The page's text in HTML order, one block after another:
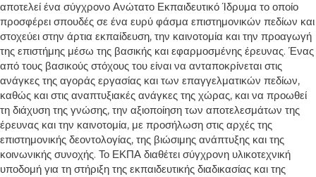
αποτελεί ένα σύγχρονο Ανώτατο Εκπαιδευτικό Ίδρυμα το οποίο
προσφέρει σπουδές σε ένα ευρύ φάσμα επιστημονικών πεδίων και
στοχεύει στην άρτια εκπαίδευση, την καινοτομία και την προαγωγή
της επιστήμης μέσω της βασικής και εφαρμοσμένης έρευνας. Ένας
από τους βασικούς στόχους του είναι να ανταποκρίνεται στις
ανάγκες της αγοράς εργασίας και των επαγγελματικών πεδίων,
καθώς και στις αναπτυξιακές ανάγκες της χώρας, και να προωθεί
τη διάχυση της γνώσης, την αξιοποίηση των αποτελεσμάτων της
έρευνας και την καινοτομία, με προσήλωση στις αρχές της
επιστημονικής δεοντολογίας, της βιώσιμης ανάπτυξης και της
κοινωνικής συνοχής. Το ΕΚΠΑ διαθέτει σύγχρονη υλικοτεχνική
υποδομή για τη στήριξη της εκπαιδευτικής διαδικασίας και της